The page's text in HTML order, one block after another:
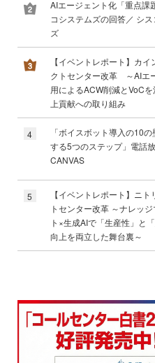
AIエージェント化「重点課
コシステムズの回答／ シ
ズ
【イベントレポート】カイ
クトセンター改革 ～AIエ
用によるACW削減とVoC
上貢献への取り組み
4
「ボイスボット導入の10
する5つのステップ」電話
CANVAS
5
【イベントレポート】ニト
トセンター改革 ～ナレッ
ト×生成AIで「生産性」と「
向上を両立した舞台裏～